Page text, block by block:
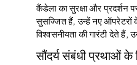
कैंडेला का सुरक्षा और प्रदर्शन
सुसज्जित हैं, उन्हें नए ऑपरेटरों
विश्वसनीयता की गारंटी देते हैं,
सौंदर्य संबंधी प्रथाओं के